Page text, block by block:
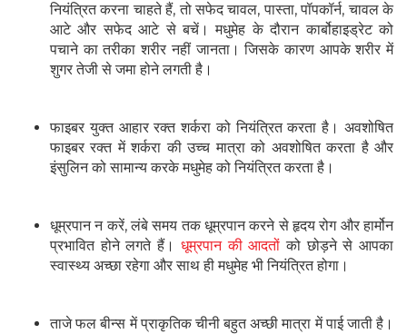
नियंत्रित करना चाहते हैं, तो सफेद चावल, पास्ता, पॉपकॉर्न, चावल के
आटे और सफेद आटे से बचें। मधुमेह के दौरान कार्बोहाइड्रेट को
पचाने का तरीका शरीर नहीं जानता। जिसके कारण आपके शरीर में
शुगर तेजी से जमा होने लगती है।
फाइबर युक्त आहार रक्त शर्करा को नियंत्रित करता है। अवशोषित
फाइबर रक्त में शर्करा की उच्च मात्रा को अवशोषित करता है और
इंसुलिन को सामान्य करके मधुमेह को नियंत्रित करता है।
धूम्रपान न करें, लंबे समय तक धूम्रपान करने से हृदय रोग और हार्मोन
प्रभावित होने लगते हैं। धूम्रपान की आदतों को छोड़ने से आपका
स्वास्थ्य अच्छा रहेगा और साथ ही मधुमेह भी नियंत्रित होगा।
ताजे फल बीन्स में प्राकृतिक चीनी बहुत अच्छी मात्रा में पाई जाती है।